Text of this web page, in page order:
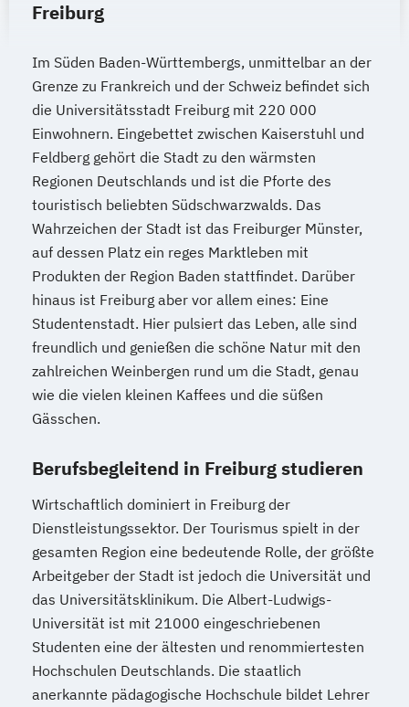
Freiburg
Im Süden Baden-Württembergs, unmittelbar an der
Grenze zu Frankreich und der Schweiz befindet sich
die Universitätsstadt Freiburg mit 220 000
Einwohnern. Eingebettet zwischen Kaiserstuhl und
Feldberg gehört die Stadt zu den wärmsten
Regionen Deutschlands und ist die Pforte des
touristisch beliebten Südschwarzwalds. Das
Wahrzeichen der Stadt ist das Freiburger Münster,
auf dessen Platz ein reges Marktleben mit
Produkten der Region Baden stattfindet. Darüber
hinaus ist Freiburg aber vor allem eines: Eine
Studentenstadt. Hier pulsiert das Leben, alle sind
freundlich und genießen die schöne Natur mit den
zahlreichen Weinbergen rund um die Stadt, genau
wie die vielen kleinen Kaffees und die süßen
Gässchen.
Berufsbegleitend in Freiburg studieren
Wirtschaftlich dominiert in Freiburg der
Dienstleistungssektor. Der Tourismus spielt in der
gesamten Region eine bedeutende Rolle, der größte
Arbeitgeber der Stadt ist jedoch die Universität und
das Universitätsklinikum. Die Albert-Ludwigs-
Universität ist mit 21000 eingeschriebenen
Studenten eine der ältesten und renommiertesten
Hochschulen Deutschlands. Die staatlich
anerkannte pädagogische Hochschule bildet Lehrer